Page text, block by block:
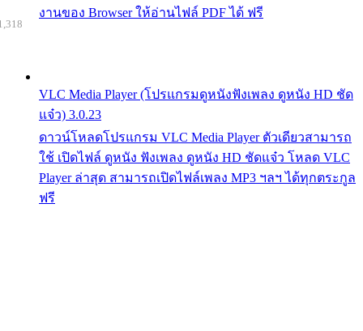
งานของ Browser ให้อ่านไฟล์ PDF ได้ ฟรี
VLC Media Player (โปรแกรมดูหนังฟังเพลง ดูหนัง HD ชัด
แจ๋ว) 3.0.23
ดาวน์โหลดโปรแกรม VLC Media Player ตัวเดียวสามารถ
ใช้ เปิดไฟล์ ดูหนัง ฟังเพลง ดูหนัง HD ชัดแจ๋ว โหลด VLC
Player ล่าสุด สามารถเปิดไฟล์เพลง MP3 ฯลฯ ได้ทุกตระกูล
ฟรี